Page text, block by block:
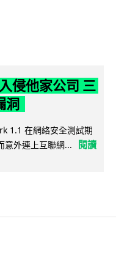
侵他家公司 三
洞
1.1 在網絡安全測試期
外連上互聯網...
閱讀